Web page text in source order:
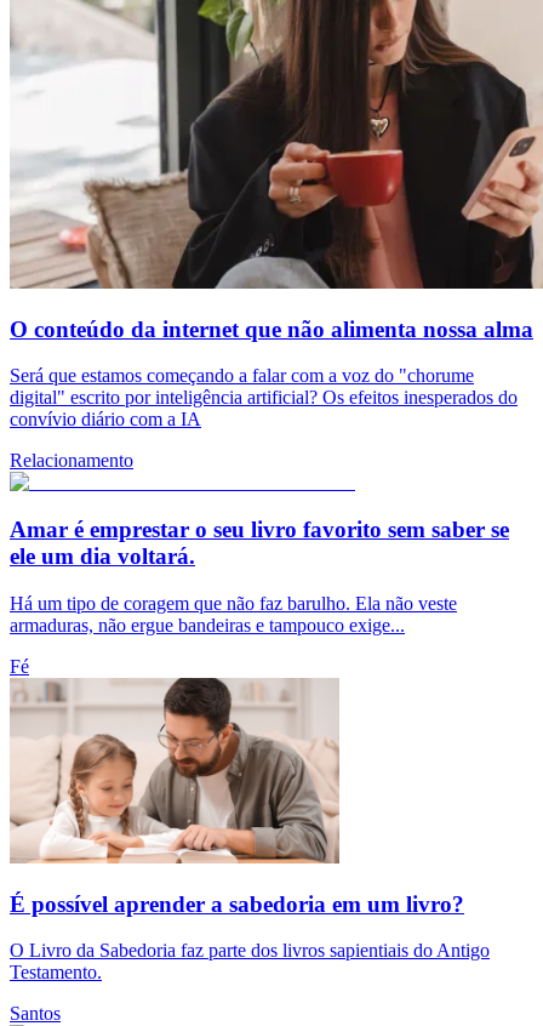
O conteúdo da internet que não alimenta nossa alma
Será que estamos começando a falar com a voz do "chorume
digital" escrito por inteligência artificial? Os efeitos inesperados do
convívio diário com a IA
Relacionamento
Amar é emprestar o seu livro favorito sem saber se
ele um dia voltará.
Há um tipo de coragem que não faz barulho. Ela não veste
armaduras, não ergue bandeiras e tampouco exige...
Fé
É possível aprender a sabedoria em um livro?
O Livro da Sabedoria faz parte dos livros sapientiais do Antigo
Testamento.
Santos